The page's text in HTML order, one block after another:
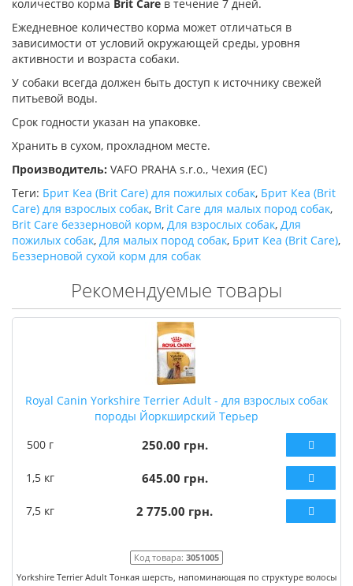
количество корма Brit Care в течение 7 дней.
Ежедневное количество корма может отличаться в
зависимости от условий окружающей среды, уровня
активности и возраста собаки.
У собаки всегда должен быть доступ к источнику свежей
питьевой воды.
Срок годности указан на упаковке.
Хранить в сухом, прохладном месте.
Производитель: VAFO PRAHA s.r.o., Чехия (ЕС)
Теги: Брит Кеа (Brit Care) для пожилых собак, Брит Кеа (Brit
Care) для взрослых собак, Brit Care для малых пород собак,
Brit Care беззерновой корм, Для взрослых собак, Для
пожилых собак, Для малых пород собак, Брит Кеа (Brit Care),
Беззерновой сухой корм для собак
Рекомендуемые товары
Royal Canin Yorkshire Terrier Adult - для взрослых собак
породы Йоркширский Терьер
500 г
250.00 грн.
1,5 кг 645.00 грн.
7,5 кг 2 775.00 грн.
Код товара: 3051005
Yorkshire Terrier Adult Тонкая шерсть, напоминающая по структуре волосы